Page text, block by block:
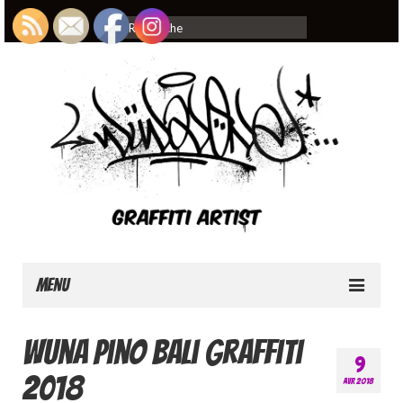
Rechercher
:
Menu
9
AVR 2018
wuna Pino Bali graffiti
2018